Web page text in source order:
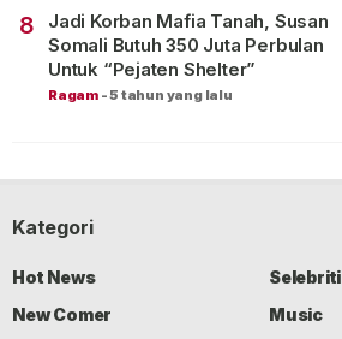
8
Jadi Korban Mafia Tanah, Susan
Somali Butuh 350 Juta Perbulan
Untuk “Pejaten Shelter”
Ragam -5 tahun yang lalu
Kategori
Hot News
Selebriti
New Comer
Music